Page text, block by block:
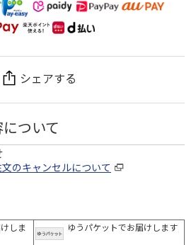
シェアする
ついて
のキャンセルについて
しま
ゆうパケットでお届けします